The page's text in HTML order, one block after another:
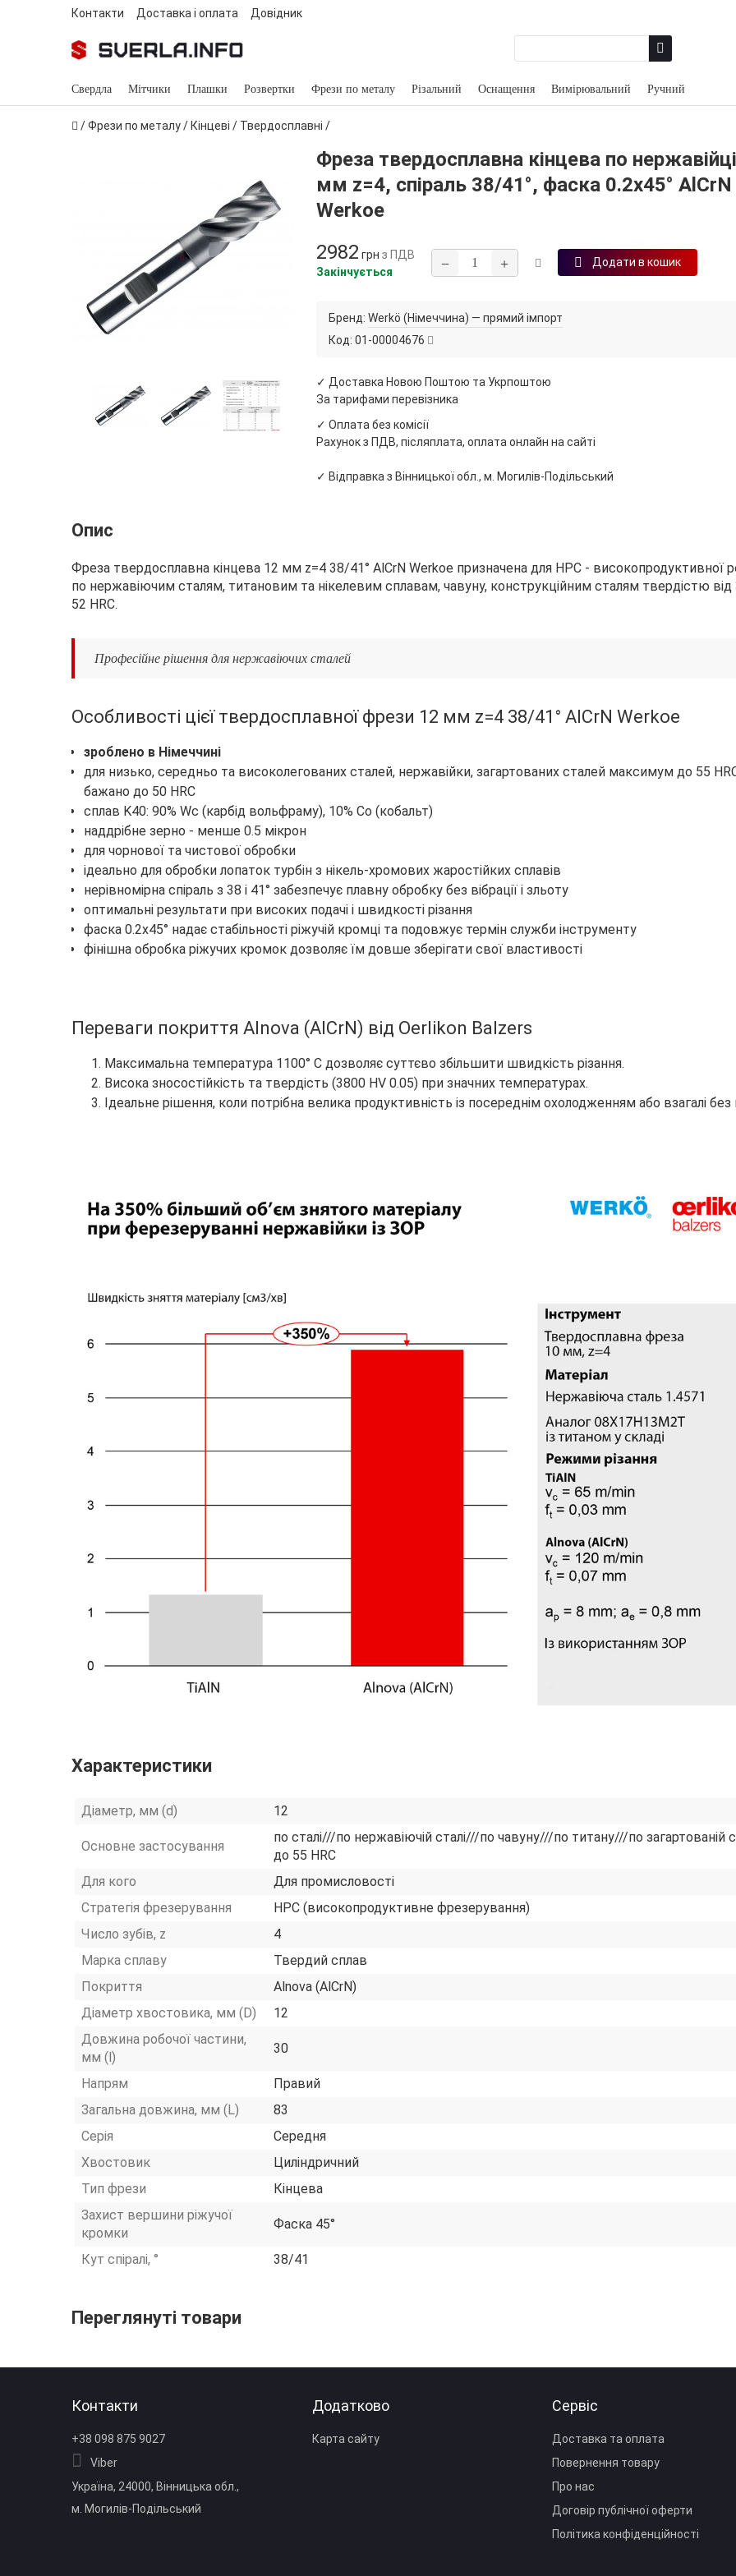
Контакти Доставка і оплата Довідник
Свердла Мітчики Плашки Розвертки Фрези по металу Різальний Оснащення Вимірювальний Ручний
/Фрези по металу/ Кінцеві / Твердосплавні /
Фреза твердосплавна кінцева по
мм z=4, спіраль 38/41°, фаска 0.2х45° AlCrN
Werkoe
2982 грн з ПДВ
Закінчується
− + Додати в кошик
Бренд: Werkö (Німеччина) — прямий імпорт
Код: 01-00004676
✓ Доставка Новою Поштою та Укрпоштою
За тарифами перевізника
✓ Оплата без комісії
Рахунок з ПДВ, післяплата, оплата онлайн на сайті
✓ Відправка з Вінницької обл., м. Могилів-Подільський
Опис
Фреза твердосплавна кінцева 12 мм z=4 38/41° AlCrN Werkoe призначена для HPC - високопродуктивної
по нержавіючим сталям, титановим та нікелевим сплавам, чавуну, конструкційним сталям твердістю від
52 HRC.
Професійне рішення для нержавіючих сталей
Особливості цієї твердосплавної фрези 12 мм z=4 38/41° AlCrN Werkoe
зроблено в Німеччині
для низько, середньо та високолегованих сталей, нержавійки, загартованих сталей максимум до 55
бажано до 50 HRC
сплав K40: 90% Wc (карбід вольфраму), 10% Co (кобальт)
наддрібне зерно - менше 0.5 мікрон
для чорнової та чистової обробки
ідеально для обробки лопаток турбін з нікель-хромових жаростійких сплавів
нерівномірна спіраль з 38 і 41° забезпечує плавну обробку без вібрації і зльоту
оптимальні результати при високих подачі і швидкості різання
фаска 0.2х45° надає стабільності ріжучій кромці та подовжує термін служби інструменту
фінішна обробка ріжучих кромок дозволяє їм довше зберігати свої властивості
Переваги покриття Alnova (AlCrN) від Oerlikon Balzers
Максимальна температура 1100° C дозволяє суттєво збільшити швидкість різання.
Висока зносостійкість та твердість (3800 HV 0.05) при значних температурах.
Ідеальне рішення, коли потрібна велика продуктивність із посереднім охолодженням або взагалі без
Характеристики
Діаметр, мм (d) 12
Основне застосування
по сталі///по нержавіючій сталі///по чавуну///по титану///по загартованій
до 55 HRC
Для кого
Для промисловості
Стратегія фрезерування
HPC (високопродуктивне фрезерування)
Число зубів, z
4
Марка сплаву
Твердий сплав
Покриття
Alnova (AlCrN)
Діаметр хвостовика, мм (D)
12
Довжина робочої частини,
мм (l)
30
Напрям
Правий
Загальна довжина, мм (L)
83
Серія
Середня
Хвостовик
Циліндричний
Тип фрези
Кінцева
Захист вершини ріжучої
кромки
Фаска 45°
Кут спіралі, ° 38/41
Переглянуті товари
Контакти
+38 098 875 9027
Viber
Україна, 24000, Вінницька обл.,
м. Могилів‑Подільський
Додатково
Карта сайту
Сервіс
Доставка та оплата
Повернення товару
Про нас
Договір публічної оферти
Політика конфіденційності